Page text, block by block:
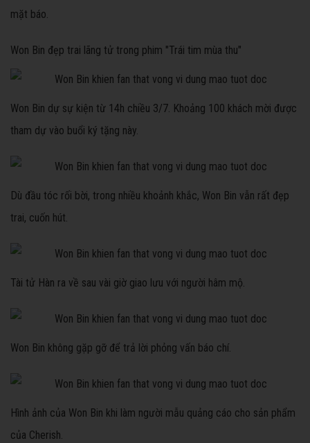
mặt báo.
Won Bin đẹp trai lãng tử trong phim "Trái tim mùa thu"
Won Bin dự sự kiện từ 14h chiều 3/7. Khoảng 100 khách mời được
tham dự vào buổi ký tặng này.
Dù đầu tóc rối bời, trong nhiều khoảnh khắc, Won Bin vẫn rất đẹp
trai, cuốn hút.
Tài tử Hàn ra về sau vài giờ giao lưu với người hâm mộ.
Won Bin không gặp gỡ để trả lời phỏng vấn báo chí.
Hình ảnh của Won Bin khi làm người mẫu quảng cáo cho sản phẩm
của Cherish.